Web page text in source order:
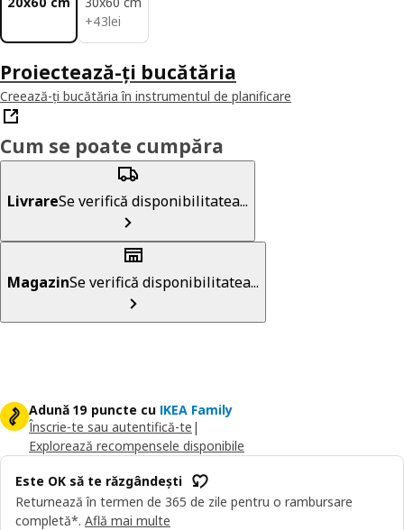
+43lei
43lei
Proiectează-ți bucătăria
Creează-ți bucătăria în instrumentul de planificare
Cum se poate cumpăra
LivrareSe verifică disponibilitatea...
MagazinSe verifică disponibilitatea...
Adună 19 puncte cu IKEA Family
Înscrie-te sau autentifică-te |
Explorează recompensele disponibile
Este OK să te răzgândești
Returnează în termen de 365 de zile pentru o rambursare
completă*. Află mai multe